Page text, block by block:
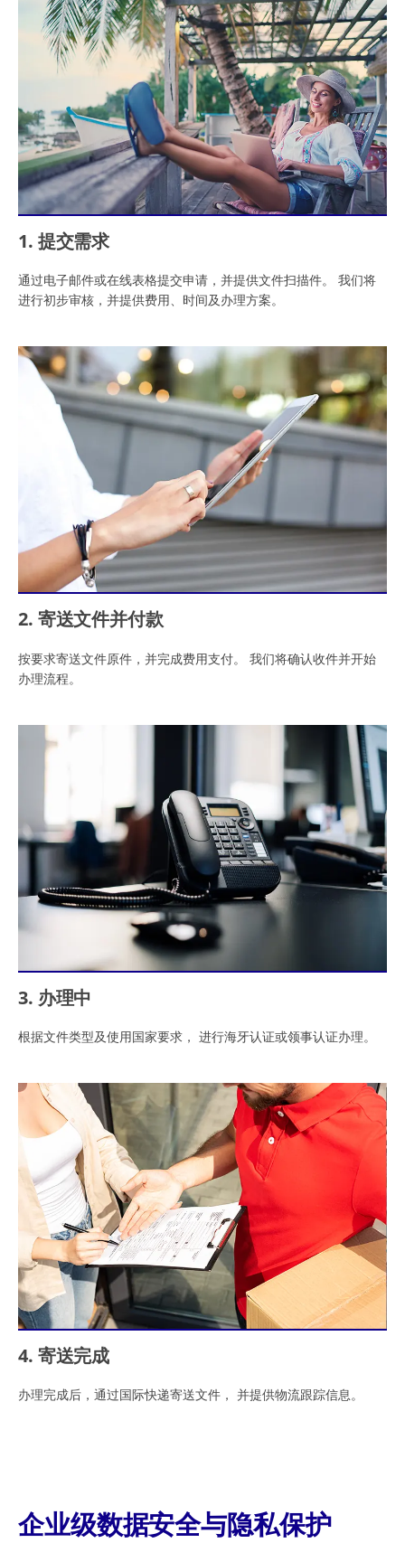
1. 提交需求
通过电子邮件或在线表格提交申请，并提供文件扫描件。 我们将
进行初步审核，并提供费用、时间及办理方案。
2. 寄送文件并付款
按要求寄送文件原件，并完成费用支付。 我们将确认收件并开始
办理流程。
3. 办理中
根据文件类型及使用国家要求， 进行海牙认证或领事认证办理。
4. 寄送完成
办理完成后，通过国际快递寄送文件， 并提供物流跟踪信息。
企业级数据安全与隐私保护